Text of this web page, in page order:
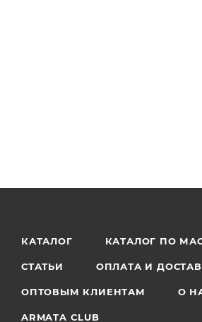
КАТАЛОГ КАТАЛОГ ПО
СТАТЬИ ОПЛАТА И
ОПТОВЫМ КЛИЕНТАМ О
ARMATA CLUB